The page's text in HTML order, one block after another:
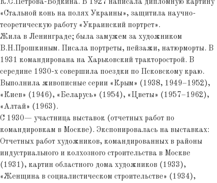
К.С.Петрова-Водкина. В 1927 написала дипломную картину
«Стальной конь на полях Украины», защитила научно-
теоретическую работу «Украинский портрет».
Жила в Ленинграде; была замужем за художником
В.Н.Прошкиным. Писала портреты, пейзажи, натюрморты. В
1931 командирована на Харьковский тракторострой. В
середине 1930-х совершила поездки по Псковскому краю.
Выполнила живописные серии «Крым» (1938, 1949–1952),
«Киев» (1946), «Беларусь» (1954), «Цветы» (1957–1962),
«Алтай» (1963).
С 1930— участница выставок (отчетных работ по
командировкам в Москве). Экспонировалась на выставках:
Отчетных работ художников, командированных в районы
индустриального и колхозного строительства в Москве
(1931), картин областного дома художников (1933),
«Женщина в социалистическом строительстве» (1934),